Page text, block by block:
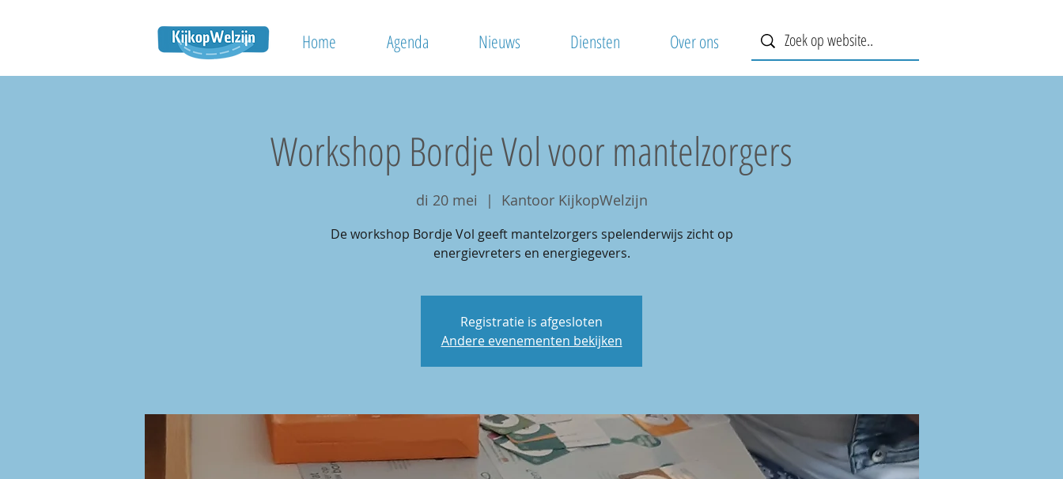
Home Agenda Nieuws Diensten Over ons
Workshop Bordje Vol voor mantelzorgers
di 20 mei
  |
Kantoor KijkopWelzijn
De workshop Bordje Vol geeft mantelzorgers spelenderwijs zicht op
energievreters en energiegevers.
Registratie is afgesloten
Andere evenementen bekijken